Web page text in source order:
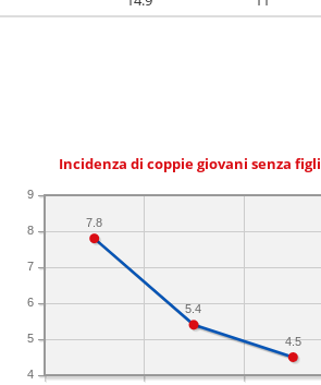
Incidenza di coppie giovani senza figli
4
5
6
7
8
9
4.5
5.4
7.8